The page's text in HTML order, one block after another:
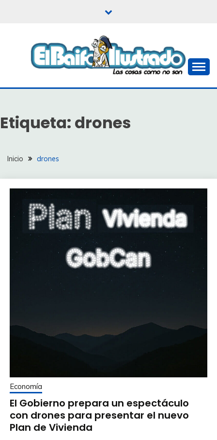
EL BAIFO ILUSTRADO
Etiqueta: drones
Inicio drones
Economía
El Gobierno prepara un espectáculo
con drones para presentar el nuevo
Plan de Vivienda